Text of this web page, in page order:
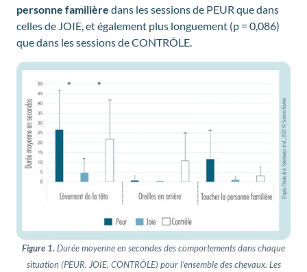
personne familière dans les sessions de PEUR que dans
celles de JOIE, et également plus longuement (p = 0,086)
que dans les sessions de CONTRÔLE.
Figure 1. Durée moyenne en secondes des comportements dans chaque
situation (PEUR, JOIE, CONTRÔLE) pour l’ensemble des chevaux. Les